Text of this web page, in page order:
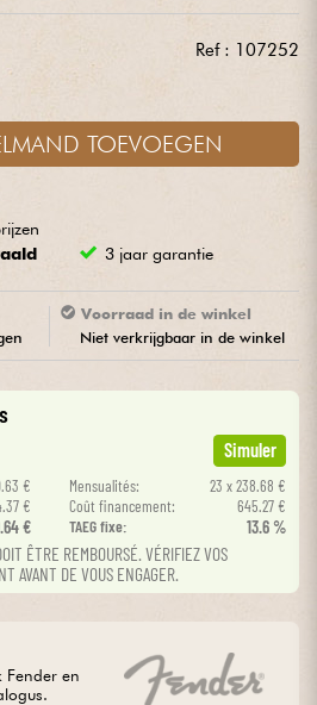
onze merken
Ref : 107252
TOEVOEGEN
3 jaar garantie
Voorraad in de winkel
Niet verkrijgbaar in de winkel
Simuler
€ Mensualités:
23 x 238.68 €
€ Coût financement:
645.27 €
€ TAEG fixe: 13.6 %
ÊTRE REMBOURSÉ. VÉRIFIEZ VOS
AVANT DE VOUS ENGAGER.
Fender en